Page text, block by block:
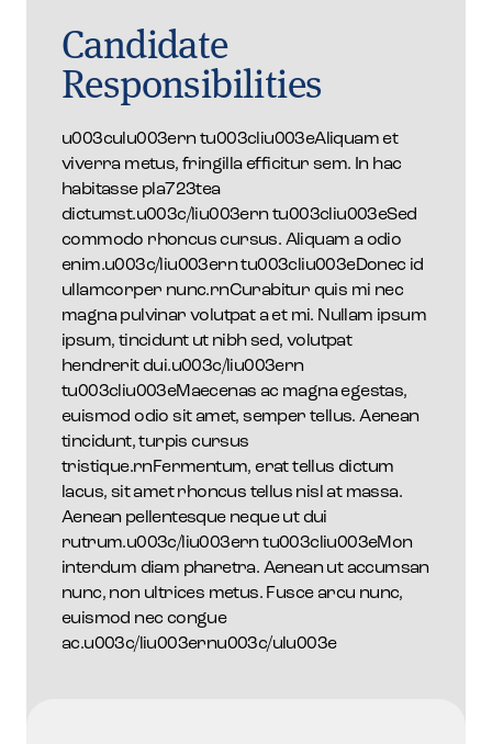
Candidate
Responsibilities
u003culu003ern tu003cliu003eAliquam et
viverra metus, fringilla efficitur sem. In hac
habitasse pla723tea
dictumst.u003c/liu003ern tu003cliu003eSed
commodo rhoncus cursus. Aliquam a odio
enim.u003c/liu003ern tu003cliu003eDonec id
ullamcorper nunc.rnCurabitur quis mi nec
magna pulvinar volutpat a et mi. Nullam ipsum
ipsum, tincidunt ut nibh sed, volutpat
hendrerit dui.u003c/liu003ern
tu003cliu003eMaecenas ac magna egestas,
euismod odio sit amet, semper tellus. Aenean
tincidunt, turpis cursus
tristique.rnFermentum, erat tellus dictum
lacus, sit amet rhoncus tellus nisl at massa.
Aenean pellentesque neque ut dui
rutrum.u003c/liu003ern tu003cliu003eMon
interdum diam pharetra. Aenean ut accumsan
nunc, non ultrices metus. Fusce arcu nunc,
euismod nec congue
ac.u003c/liu003ernu003c/ulu003e